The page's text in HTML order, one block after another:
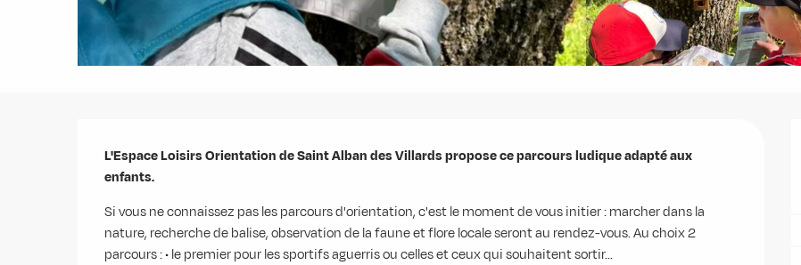
Description
L'Espace Loisirs Orientation de Saint Alban des Villards propose ce parcours ludique adapté aux
enfants.
Si vous ne connaissez pas les parcours d'orientation, c'est le moment de vous initier : marcher dans la
nature, recherche de balise, observation de la faune et flore locale seront au rendez-vous. Au choix 2
parcours : • le premier pour les sportifs aguerris ou celles et ceux qui souhaitent sortir...